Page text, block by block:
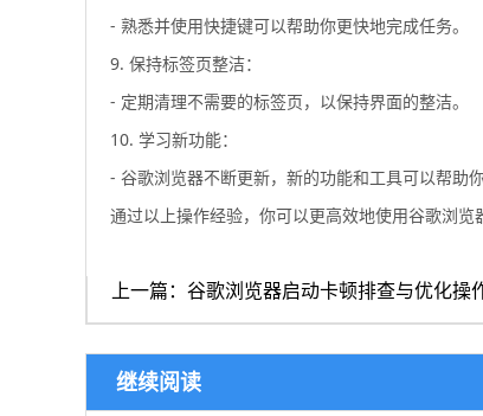
- 熟悉并使用快捷键可以帮助你更快地完成任务。
9. 保持标签页整洁：
- 定期清理不需要的标签页，以保持界面的整洁。
10. 学习新功能：
- 谷歌浏览器不断更新，新的功能和工具可以帮助
通过以上操作经验，你可以更高效地使用谷歌浏览
上一篇：谷歌浏览器启动卡顿排查与优化操
继续阅读